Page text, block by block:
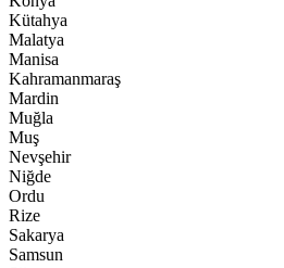
Kütahya
Malatya
Manisa
Kahramanmaraş
Mardin
Muğla
Muş
Nevşehir
Niğde
Ordu
Rize
Sakarya
Samsun